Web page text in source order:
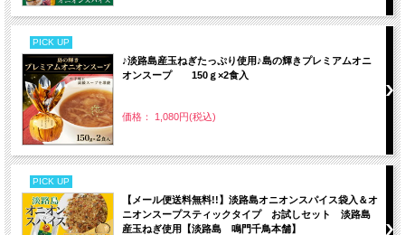
PICK UP
♪淡路島産玉ねぎたっぷり使用♪島の輝きプレミアムオニ
オンスープ 150ｇ×2食入
価格： 1,080円(税込)
PICK UP
【メール便送料無料!!】淡路島オニオンスパイス袋入＆オ
ニオンスープスティックタイプ お試しセット 淡路島
産玉ねぎ使用【淡路島 鳴門千鳥本舗】